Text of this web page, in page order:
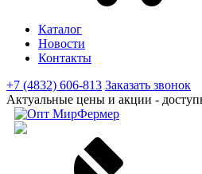
Каталог
Новости
Контакты
+7 (4832) 606-813 Заказать звонок
Актуальные цены и акции -